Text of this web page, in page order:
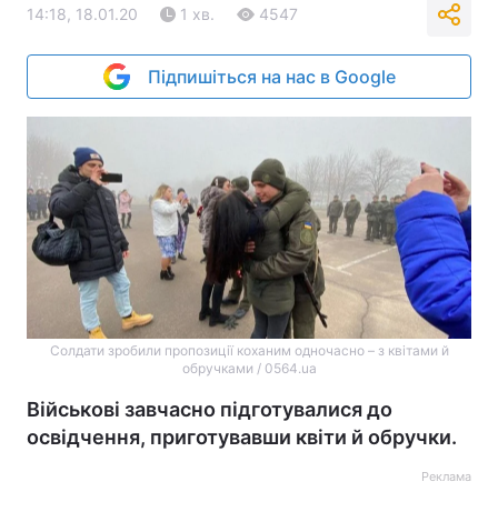
14:18, 18.01.20 1 хв. 4547
Підпишіться на нас в Google
Солдати зробили пропозиції коханим одночасно – з квітами й
обручками / 0564.ua
Військові завчасно підготувалися до
освідчення, приготувавши квіти й обручки.
Реклама